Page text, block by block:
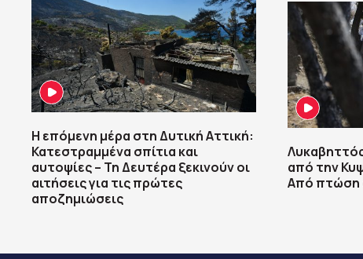
Η επόμενη μέρα στη Δυτική Αττική:
Κατεστραμμένα σπίτια και
αυτοψίες – Τη Δευτέρα ξεκινούν οι
αιτήσεις για τις πρώτες
αποζημιώσεις
από την
Από πτώση